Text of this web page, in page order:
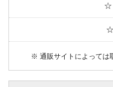
☆
※ 通販サイトによっては